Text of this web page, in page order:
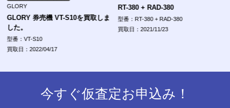
GLORY
GLORY 券売機 VT-S10を買取しま
した。
型番：VT-S10
買取日：2022/04/17
RT-380 + RAD-380
型番：RT-380 + RAD-380
買取日：2021/11/23
今すぐ仮査定お申込み！